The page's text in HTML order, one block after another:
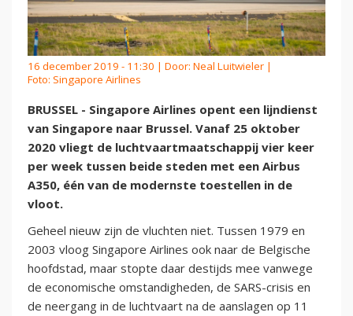
16 december 2019 - 11:30 | Door: Neal Luitwieler |
Foto: Singapore Airlines
BRUSSEL - Singapore Airlines opent een lijndienst
van Singapore naar Brussel. Vanaf 25 oktober
2020 vliegt de luchtvaartmaatschappij vier keer
per week tussen beide steden met een Airbus
A350, één van de modernste toestellen in de
vloot.
Geheel nieuw zijn de vluchten niet. Tussen 1979 en
2003 vloog Singapore Airlines ook naar de Belgische
hoofdstad, maar stopte daar destijds mee vanwege
de economische omstandigheden, de SARS-crisis en
de neergang in de luchtvaart na de aanslagen op 11